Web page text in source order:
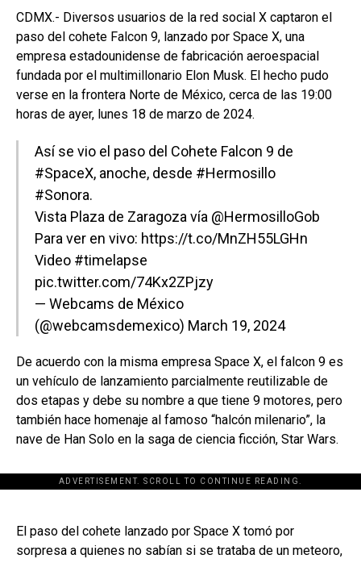
CDMX.- Diversos usuarios de la red social X captaron el
paso del cohete Falcon 9, lanzado por Space X, una
empresa estadounidense de fabricación aeroespacial
fundada por el multimillonario Elon Musk. El hecho pudo
verse en la frontera Norte de México, cerca de las 19:00
horas de ayer, lunes 18 de marzo de 2024.
Así se vio el paso del Cohete Falcon 9 de
#SpaceX, anoche, desde #Hermosillo
#Sonora.
Vista Plaza de Zaragoza vía @HermosilloGob
Para ver en vivo: https://t.co/MnZH55LGHn
Video #timelapse
pic.twitter.com/74Kx2ZPjzy
— Webcams de México
(@webcamsdemexico) March 19, 2024
De acuerdo con la misma empresa Space X, el falcon 9 es
un vehículo de lanzamiento parcialmente reutilizable de
dos etapas y debe su nombre a que tiene 9 motores, pero
también hace homenaje al famoso “halcón milenario”, la
nave de Han Solo en la saga de ciencia ficción, Star Wars.
ADVERTISEMENT. SCROLL TO CONTINUE READING.
[adsforwp id="243463"]
El paso del cohete lanzado por Space X tomó por
sorpresa a quienes no sabían si se trataba de un meteoro,